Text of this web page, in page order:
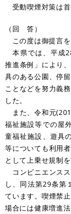
受動喫煙対策は首
（回 答）
この度は御提言を
本県では、平成
推進条例」により
具のある公園、停
ことなどを努力義
した。
また、令和元
福祉施設等での屋
童福祉施設、遊具
等についても利用
として上乗せ規制
コンビニエンス
し、同法第29条第
ています。喫煙禁
場合には健康増進